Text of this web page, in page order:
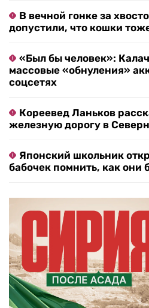
В вечной гонке за
допустили, что кошки
«Был бы человек»:
массовые «обнуления»
соцсетях
Кореевед Ланьков
железную дорогу в
Японский школьник
бабочек помнить, как они